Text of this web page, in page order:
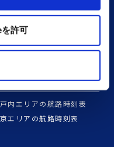
許可
検索
表
内エリアの航路時刻表
エリアの航路時刻表